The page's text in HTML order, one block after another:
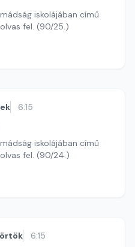
iskolájában című
könyvből Kékesi Enikő olvas fel. (90/25.)
6:15
iskolájában című
könyvből Kékesi Enikő olvas fel. (90/24.)
6:15